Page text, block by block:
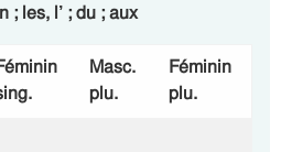
; les, l’ ; du ; aux
Masc.
plu.
Féminin
plu.